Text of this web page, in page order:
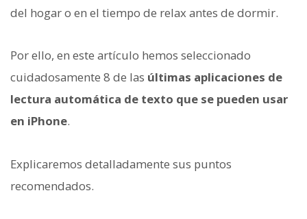
del hogar o en el tiempo de relax antes de dormir.
Por ello, en este artículo hemos seleccionado
cuidadosamente 8 de las últimas aplicaciones de
lectura automática de texto que se pueden usar
en iPhone.
Explicaremos detalladamente sus puntos
recomendados.